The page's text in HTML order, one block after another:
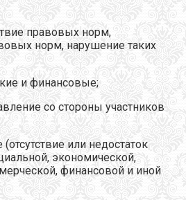
правовых норм,
норм, нарушение таких
и финансовые;
со стороны участников
или недостаток
экономической,
финансовой и иной